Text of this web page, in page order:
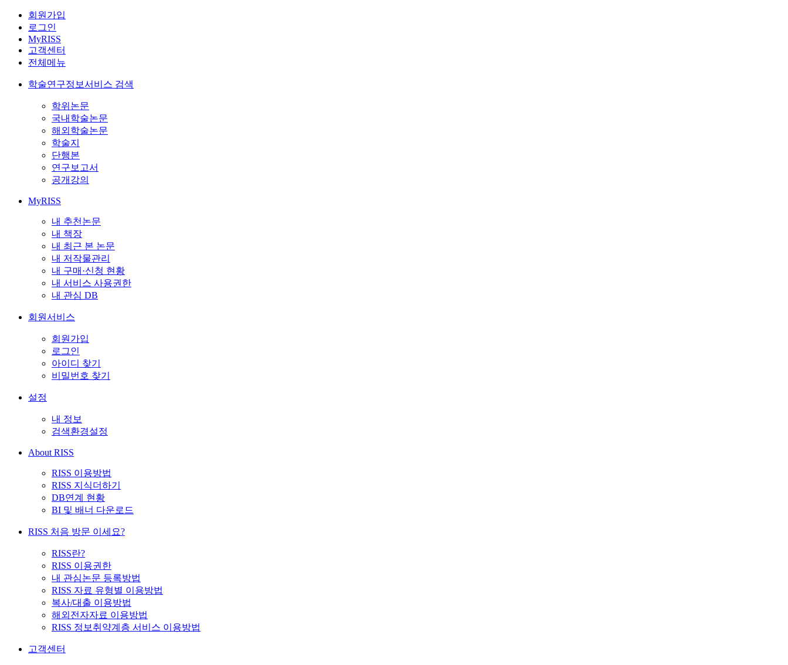
회원가입
로그인
MyRISS
고객센터
전체메뉴
학술연구정보서비스 검색
학위논문
국내학술논문
해외학술논문
학술지
단행본
연구보고서
공개강의
MyRISS
내 추천논문
내 책장
내 최근 본 논문
내 저작물관리
내 구매·신청 현황
내 서비스 사용권한
내 관심 DB
회원서비스
회원가입
로그인
아이디 찾기
비밀번호 찾기
설정
내 정보
검색환경설정
About RISS
RISS 이용방법
RISS 지식더하기
DB연계 현황
BI 및 배너 다운로드
RISS 처음 방문 이세요?
RISS란?
RISS 이용권한
내 관심논문 등록방법
RISS 자료 유형별 이용방법
복사/대출 이용방법
해외전자자료 이용방법
RISS 정보취약계층 서비스 이용방법
고객센터